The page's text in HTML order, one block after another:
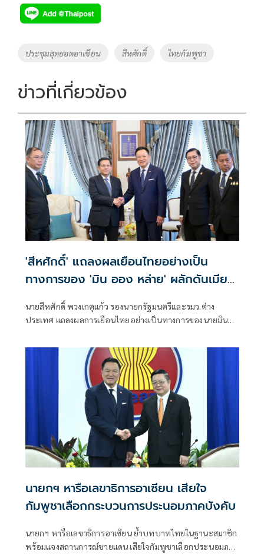
e
b
o
k
tt
er
p
y
Li
k
Tags
ประชุมสุดยอดอาเซียน สีหศักดิ์ ไทยกัมพูชา
ข่าวที่เกี่ยวข้อง
'สีหศักดิ์' แถลงผลเยือนไทยอย่างเป็น
ทางการของ 'มิน ออง หล่าย' ผลักดันเมีย
นมากลับสู่อาเซียน
นายสีหศักดิ์ พวงเกตุแก้ว รองนายกรัฐมนตรีและรมว.ต่าง
ประเทศ แถลงผลการเยือนไทยอย่างเป็นทางการของนายมิน
ว่า การเยือนครั้งนี้เกิดขึ้นในช่วงเปลี่ยนผ่านทางการเมืองของเมีย
นมา ซึ่งไทยมองว่าเป็นช่วงเวลาสำคัญในการผลักดันความร่วม
มือทั้งในระดับทวิภาคีและระดับภูมิภาค
นายกฯ หารือเลขาธิการอาเซียน เสียใจ
กัมพูชาเลือกกระบวนการประนอมภาคบังคับ
นายกฯ หารือเลขาธิการอาเซียน ย้ำบทบาทไทยในฐานะสมาชิก
พร้อมแจงสถานการณ์ชายแดน เสียใจกัมพูชาเลือกประนอมภาค